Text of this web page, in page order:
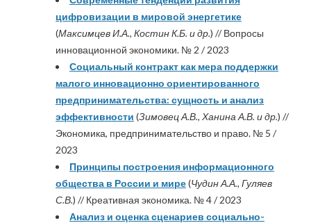
цифровизации в мировой энергетике
(Максимцев И.А., Костин К.Б. и др.) // Вопросы
инновационной экономики. № 2 / 2023
Социальный контракт как мера поддержки
малого инновационно ориентированного
предпринимательства: сущность и анализ
эффективности (Зимовец А.В., Ханина А.В. и др.) //
Экономика, предпринимательство и право. № 5 /
2023
Принципы построения информационного
общества в России и мире(Чудин А.А., Гуляев
С.В.) // Креативная экономика. № 4 / 2023
Анализ и оценка сценариев социально-